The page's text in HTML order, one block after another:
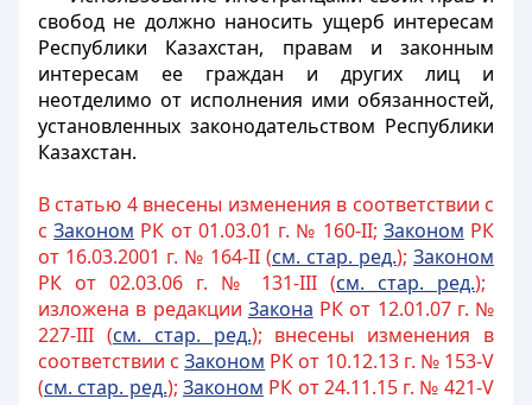
свобод не должно наносить ущерб интересам
Республики Казахстан, правам и законным
интересам ее граждан и других лиц и
неотделимо от исполнения ими обязанностей,
установленных законодательством Республики
Казахстан.
В статью 4 внесены изменения в соответствии с
сЗаконом РК от 01.03.01 г. № 160-II; Законом РК
от 16.03.2001 г. № 164-II (см. стар. ред.); Законом
РК от 02.03.06 г. № 131-III (см. стар. ред.);
изложена в редакции Закона РК от 12.01.07 г. №
227-III (см. стар. ред.); внесены изменения в
соответствии сЗаконом РК от 10.12.13 г. № 153-V
(см. стар. ред.); Законом РК от 24.11.15 г. № 421-V